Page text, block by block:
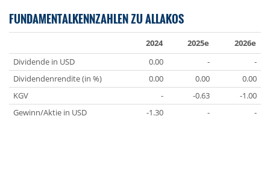
FUNDAMENTALKENNZAHLEN ZU ALLAKOS
2024 2025e
2026e
Dividende in USD
0.00 -
-
Dividendenrendite (in %)
0.00 0.00
0.00
KGV
- -0.63
-1.00
Gewinn/Aktie in USD
-1.30 - -